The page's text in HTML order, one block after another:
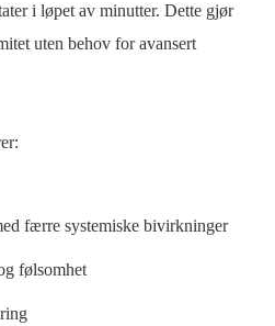
i løpet av minutter. Dette gjør
uten behov for avansert
færre systemiske bivirkninger
følsomhet